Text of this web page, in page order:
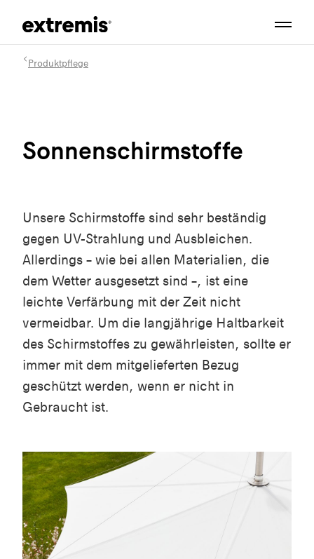
Produktpflege
Sonnenschirmstoffe
Unsere Schirmstoffe sind sehr beständig
gegen UV-Strahlung und Ausbleichen.
Allerdings – wie bei allen Materialien, die
dem Wetter ausgesetzt sind –, ist eine
leichte Verfärbung mit der Zeit nicht
vermeidbar. Um die langjährige Haltbarkeit
des Schirmstoffes zu gewährleisten, sollte er
immer mit dem mitgelieferten Bezug
geschützt werden, wenn er nicht in
Gebraucht ist.